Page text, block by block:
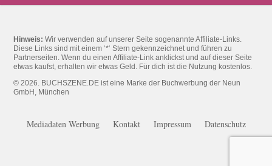
Hinweis: Wir verwenden auf unserer Seite sogenannte Affiliate-Links.
Diese Links sind mit einem ‘*‘ Stern gekennzeichnet und führen zu
Partnerseiten. Wenn du einen Affiliate-Link anklickst und auf dieser Seite
etwas kaufst, erhalten wir etwas Geld. Für dich ist die Nutzung kostenlos.
© 2026. BUCHSZENE.DE ist eine Marke der Buchwerbung der Neun
GmbH, München
Mediadaten Werbung Kontakt Impressum Datenschutz